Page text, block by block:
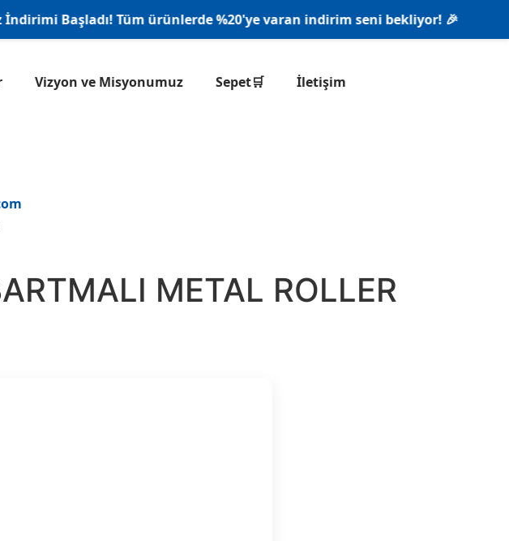
Başladı! Tüm ürünlerde %20'ye varan indirim seni bekliyor! 🎉
Vizyon ve Misyonumuz Sepet🛒 İletişim
METAL ROLLER